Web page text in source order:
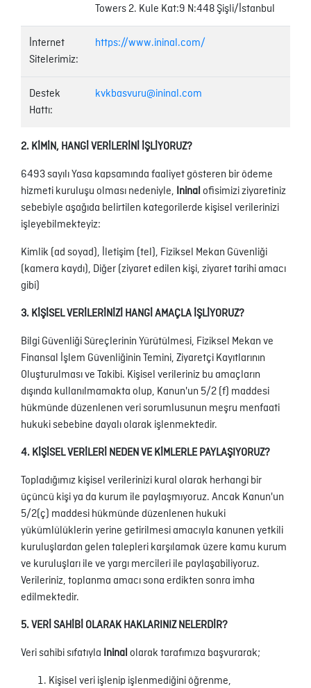
Towers 2. Kule Kat:9 N:448 Şişli/İstanbul
İnternet
Sitelerimiz:
https://www.ininal.com/
Destek
Hattı:
kvkbasvuru@ininal.com
2. KİMİN, HANGİ VERİLERİNİ İŞLİYORUZ?
6493 sayılı Yasa kapsamında faaliyet gösteren bir ödeme
hizmeti kuruluşu olması nedeniyle, Ininal ofisimizi ziyaretiniz
sebebiyle aşağıda belirtilen kategorilerde kişisel verilerinizi
işleyebilmekteyiz:
Kimlik (ad soyad), İletişim (tel), Fiziksel Mekan Güvenliği
(kamera kaydı), Diğer (ziyaret edilen kişi, ziyaret tarihi amacı
gibi)
3. KİŞİSEL VERİLERİNİZİ HANGİ AMAÇLA İŞLİYORUZ?
Bilgi Güvenliği Süreçlerinin Yürütülmesi, Fiziksel Mekan ve
Finansal İşlem Güvenliğinin Temini, Ziyaretçi Kayıtlarının
Oluşturulması ve Takibi. Kişisel verileriniz bu amaçların
dışında kullanılmamakta olup, Kanun'un 5/2 (f) maddesi
hükmünde düzenlenen veri sorumlusunun meşru menfaati
hukuki sebebine dayalı olarak işlenmektedir.
4. KİŞİSEL VERİLERİ NEDEN VE KİMLERLE PAYLAŞIYORUZ?
Topladığımız kişisel verilerinizi kural olarak herhangi bir
üçüncü kişi ya da kurum ile paylaşmıyoruz. Ancak Kanun'un
5/2(ç) maddesi hükmünde düzenlenen hukuki
yükümlülüklerin yerine getirilmesi amacıyla kanunen yetkili
kuruluşlardan gelen talepleri karşılamak üzere kamu kurum
ve kuruluşları ile ve yargı mercileri ile paylaşabiliyoruz.
Verileriniz, toplanma amacı sona erdikten sonra imha
edilmektedir.
5. VERİ SAHİBİ OLARAK HAKLARINIZ NELERDİR?
Veri sahibi sıfatıyla Ininal olarak tarafımıza başvurarak;
Kişisel veri işlenip işlenmediğini öğrenme,